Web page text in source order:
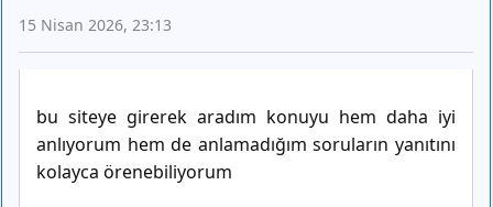
15 Nisan 2026, 23:13
bu siteye girerek aradım konuyu hem daha iyi
anlıyorum hem de anlamadığım soruların yanıtını
kolayca örenebiliyorum